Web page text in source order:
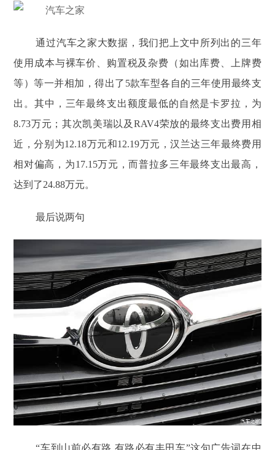
通过汽车之家大数据，我们把上文中所列出的三年
使用成本与裸车价、购置税及杂费（如出库费、上牌费
等）等一并相加，得出了5款车型各自的三年使用最终支
出。其中，三年最终支出额度最低的自然是卡罗拉，为
8.73万元；其次凯美瑞以及RAV4荣放的最终支出费用相
近，分别为12.18万元和12.19万元，汉兰达三年最终费用
相对偏高，为17.15万元，而普拉多三年最终支出最高，
达到了24.88万元。
最后说两句
“车到山前必有路,有路必有丰田车”这句广告词在中